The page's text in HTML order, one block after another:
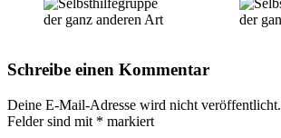
Schreibe einen Kommentar
Deine E-Mail-Adresse wird nicht veröffentlicht.
Felder sind mit * markiert